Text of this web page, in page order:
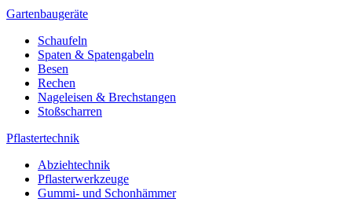
Gartenbaugeräte
Schaufeln
Spaten & Spatengabeln
Besen
Rechen
Nageleisen & Brechstangen
Stoßscharren
Pflastertechnik
Abziehtechnik
Pflasterwerkzeuge
Gummi- und Schonhämmer